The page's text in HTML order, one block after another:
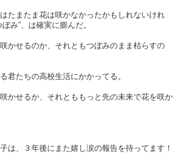
たまたま花は咲かなかったかもしれないけれ
み”、は確実に膨んだ。
かせるのか、それともつぼみのまま枯らすの
君たちの高校生活にかかってる。
かせるか、それとももっと先の未来で花を咲か
は、３年後にまた嬉し涙の報告を待ってます！